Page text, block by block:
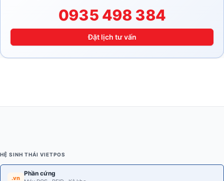
0935 498 384
Đặt lịch tư vấn
HỆ SINH THÁI VIETPOS
.vn
Phần cứng